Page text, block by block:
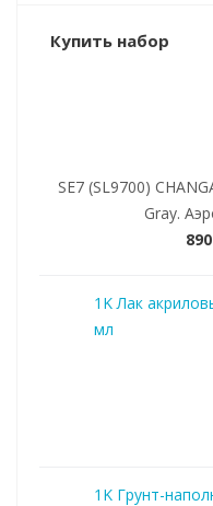
Купить набор
SE7 (SL9700)
Gray.
1K Лак
мл
1K Грунт-